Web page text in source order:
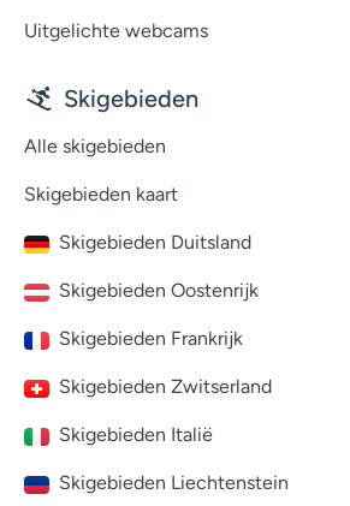
Uitgelichte webcams
Skigebieden
Alle skigebieden
Skigebieden kaart
Skigebieden Duitsland
Skigebieden Oostenrijk
Skigebieden Frankrijk
Skigebieden Zwitserland
Skigebieden Italië
Skigebieden Liechtenstein